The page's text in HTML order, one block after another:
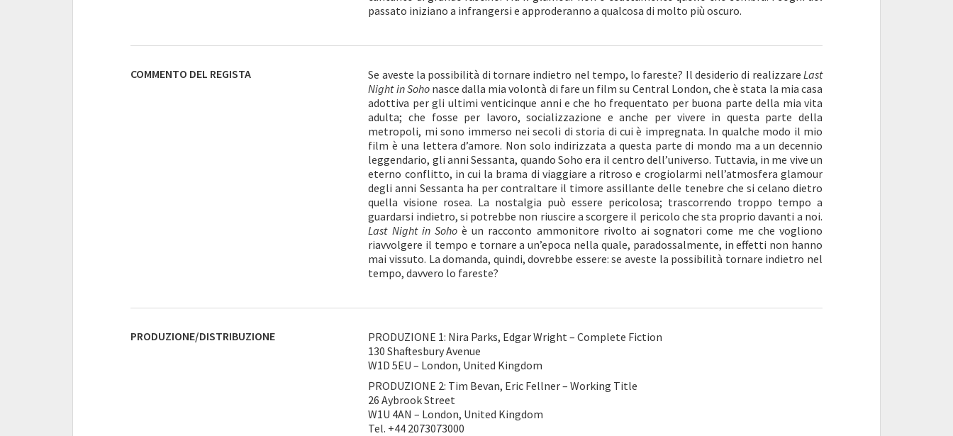
passato iniziano a infrangersi e approderanno a qualcosa di molto più oscuro.
COMMENTO DEL REGISTA Se aveste la possibilità di tornare indietro nel tempo, lo fareste? Il desiderio di realizzare Last
Night in Sohonasce dalla mia volontà di fare un film su Central London, che è stata la mia casa
adottiva per gli ultimi venticinque anni e che ho frequentato per buona parte della mia vita
adulta; che fosse per lavoro, socializzazione e anche per vivere in questa parte della
metropoli, mi sono immerso nei secoli di storia di cui è impregnata. In qualche modo il mio
film è una lettera d’amore. Non solo indirizzata a questa parte di mondo ma a un decennio
leggendario, gli anni Sessanta, quando Soho era il centro dell’universo. Tuttavia, in me vive un
eterno conflitto, in cui la brama di viaggiare a ritroso e crogiolarmi nell’atmosfera glamour
degli anni Sessanta ha per contraltare il timore assillante delle tenebre che si celano dietro
quella visione rosea. La nostalgia può essere pericolosa; trascorrendo troppo tempo a
guardarsi indietro, si potrebbe non riuscire a scorgere il pericolo che sta proprio davanti a noi.
Last Night in Sohoè un racconto ammonitore rivolto ai sognatori come me che vogliono
riavvolgere il tempo e tornare a un’epoca nella quale, paradossalmente, in effetti non hanno
mai vissuto. La domanda, quindi, dovrebbe essere: se aveste la possibilità tornare indietro nel
tempo, davvero lo fareste?
PRODUZIONE/DISTRIBUZIONE
PRODUZIONE 1: Nira Parks, Edgar Wright – Complete Fiction
130 Shaftesbury Avenue
W1D 5EU – London, United Kingdom
PRODUZIONE 2: Tim Bevan, Eric Fellner – Working Title
26 Aybrook Street
W1U 4AN – London, United Kingdom
Tel. +44 2073073000